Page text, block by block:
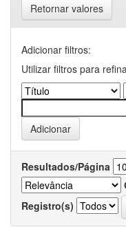
Retornar valores
Adicionar filtros:
Utilizar filtros para
Resultados/Página
Registro(s)